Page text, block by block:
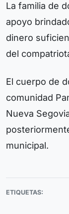
La familia de
apoyo
dinero
del
El cuerpo de
comunidad
Nueva
municipal.
ETIQUETAS: